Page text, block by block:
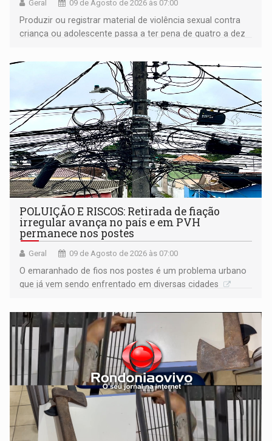
Geral 09 de Agosto de 2026 às 07:00
Produzir ou registrar material de violência sexual contra
criança ou adolescente passa a ter pena de quatro a dez
POLUIÇÃO E RISCOS: Retirada de fiação
irregular avança no país e em PVH
permanece nos postes
Geral 09 de Agosto de 2026 às 07:00
O emaranhado de fios nos postes é um problema urbano
que já vem sendo enfrentado em diversas cidades